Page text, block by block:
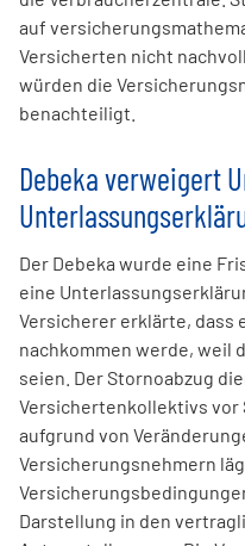
auf
Versicherten nicht
würden die
benachteiligt.
Debeka verweigert
Der Debeka wurde eine
eine
Versicherer erklärte, dass
nachkommen werde, weil
seien. Der Stornoabzug
Versichertenkollektivs vor
aufgrund von
Versicherungsnehmern
Darstellung in den